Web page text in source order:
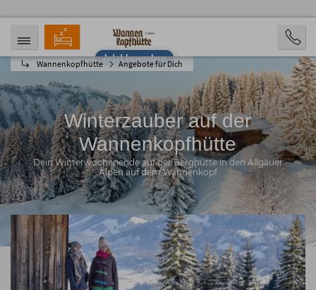
Jetzt bewerben
Wannenkopfhütte Angebote für Dich
ANREISE
07.08.2026
ABREISE
PERSONEN
2 Personen
BUCHEN
Winterzauber auf der
Wannenkopfhütte
Dein Winterwochenende auf der Berghütte in den Allgäuer
Alpen auf dem Wannenkopf